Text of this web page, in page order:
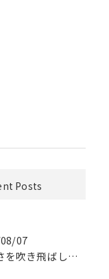
Posts
07
夏の暑さを吹き飛ばしに来てください。